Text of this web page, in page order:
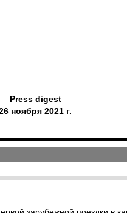
Press digest
ноября 2021 г.